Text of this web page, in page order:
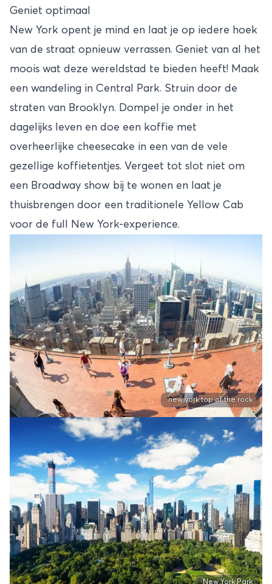
Geniet optimaal
New York opent je mind en laat je op iedere hoek
van de straat opnieuw verrassen. Geniet van al het
moois wat deze wereldstad te bieden heeft! Maak
een wandeling in Central Park. Struin door de
straten van Brooklyn. Dompel je onder in het
dagelijks leven en doe een koffie met
overheerlijke cheesecake in een van de vele
gezellige koffietentjes. Vergeet tot slot niet om
een Broadway show bij te wonen en laat je
thuisbrengen door een traditionele Yellow Cab
voor de full New York-experience.
new york top of the rock
New York Park